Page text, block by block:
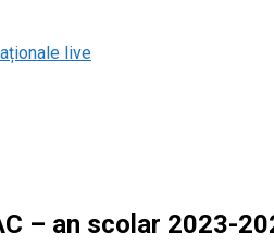
live
– an scolar 2023-